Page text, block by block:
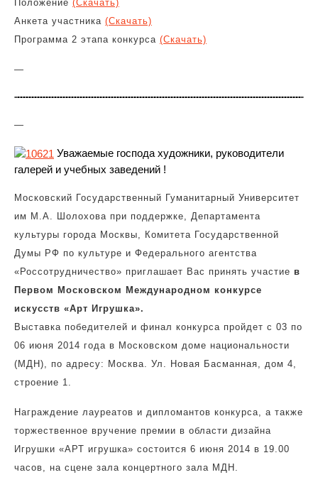
Положение (Скачать)
Анкета участника (Скачать)
Программа 2 этапа конкурса (Скачать)
—
—
Уважаемые господа художники, руководители
галерей и учебных заведений !
Московский Государственный Гуманитарный Университет
им М.А. Шолохова при поддержке, Департамента
культуры города Москвы, Комитета Государственной
Думы РФ по культуре и Федерального агентства
«Россотрудничество» приглашает Вас принять участие в
Первом Московском Международном конкурсе
искусств «Арт Игрушка».
Выставка победителей и финал конкурса пройдет с 03 по
06 июня 2014 года в Московском доме национальности
(МДН), по адресу: Москва. Ул. Новая Басманная, дом 4,
строение 1.
Награждение лауреатов и дипломантов конкурса, а также
торжественное вручение премии в области дизайна
Игрушки «АРТ игрушка» состоится 6 июня 2014 в 19.00
часов, на сцене зала концертного зала МДН.